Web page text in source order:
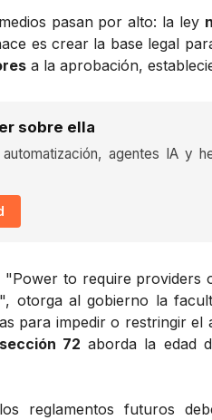
pasan por alto: la ley
es crear la base legal
a la aprobación,
sobre ella
agentes IA y
"Power to require
otorga al gobierno la
para impedir o restringir el
sección 72 aborda la edad
reglamentos futuros